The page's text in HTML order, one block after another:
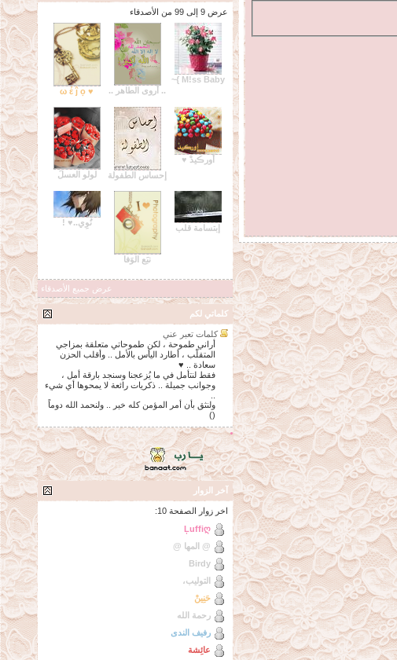
عرض 9 إلى 99 من الأصدقاء
M!ss Baby }~
.. أروى الطاهر ..
♥ ω έ ĵ ọ
أورڪيدْ ♥
إحساس الطفولة
لولو العسلَ
إبتسامة قلب
نبَع الوَفا
نُوِي..♥ !
عرض جميع الأصدقاء
كلماتي لكم
كلمات تعبر عني
أراني طموحة ، لكن طموحاتي متعلقة بمزاجي
المتقلّب ، أطارد اليأس بالأمل .. وأقلب الحزن
سعادة .. ♥
فقط لنتأمل في ما يُزعجنا وسنجد بارقة أمل ،
وجوانب جميلة .. ذكريات رائعة لا يمحوها أي شيء
ولنثق بأن أمر المؤمن كله خير .. ولنحمد الله دوماً
()
آخر الزوار
اخر زوار الصفحة 10:
Ļuffiღ
@ المها @
Birdy
التوليب،
حَنِينْ
رحمة الله
رفيف الندى
عائِشة